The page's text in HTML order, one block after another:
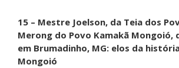
15 – Mestre Joelson, da Teia dos
Merong do Povo Kamakã Mongoió,
em Brumadinho, MG: elos da
Mongoió